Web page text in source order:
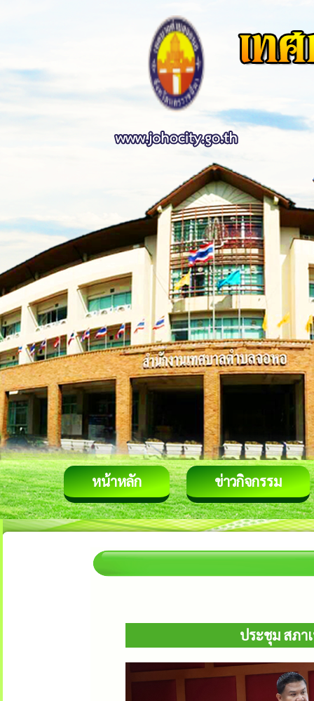
หน้าหลัก ข่าวกิจกรรม
ประชุม สภา